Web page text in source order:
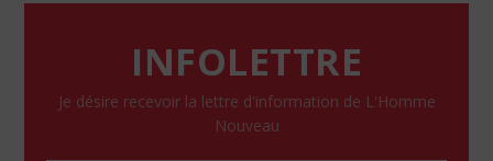
INFOLETTRE
Je désire recevoir la lettre d'information de L'Homme
Nouveau